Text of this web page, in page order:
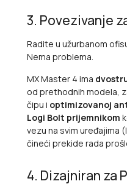
3. Povezivanje
Radite u užurbanom
Nema problema.
MX Master 4 ima
od prethodnih modela,
čipu i optimizovanoj
Logi Bolt prijemnikom
vezu na svim uređajima (
čineći prekide rada
4. Dizajniran za